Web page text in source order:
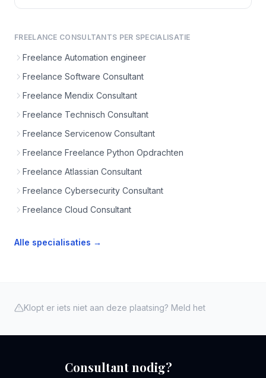
FREELANCE CONSULTANTS PER SPECIALISATIE
Freelance Automation engineer
Freelance Software Consultant
Freelance Mendix Consultant
Freelance Technisch Consultant
Freelance Servicenow Consultant
Freelance Freelance Python Opdrachten
Freelance Atlassian Consultant
Freelance Cybersecurity Consultant
Freelance Cloud Consultant
Alle specialisaties →
Klopt er iets niet aan deze plaatsing? Meld het
Consultant nodig?